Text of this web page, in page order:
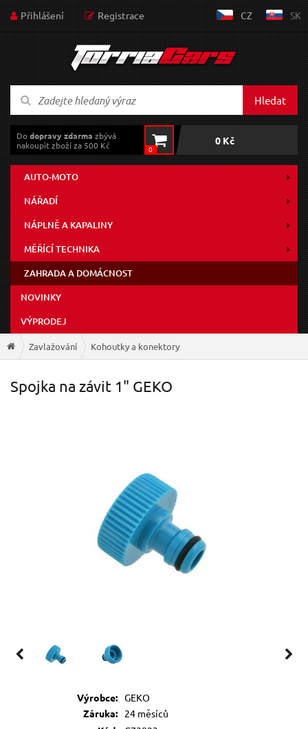
Přihlášení Registrace CZ SK
Hledat
Dodopravy zdarma zbývá
nakoupit zboží za 500 Kč
0
0 Kč
AUTO-MOTO
NÁŘADÍ
NÁPLNĚ A KAPALINY
MĚŘÍCÍ TECHNIKA
ZAHRADA A DOMÁCNOST
NOVINKY
VÝPRODEJ
Zavlažování Kohoutky a konektory
Spojka na závit 1" GEKO
Výrobce: GEKO
Záruka:
24 měsíců